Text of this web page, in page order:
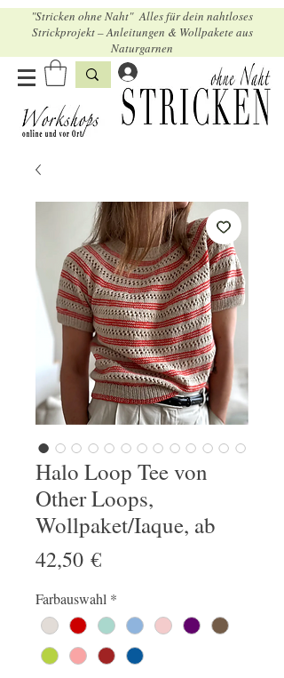
"Stricken ohne Naht" Alles für dein nahtloses
Strickprojekt – Anleitungen & Wollpakete aus
Naturgarnen
Halo Loop Tee von
Other Loops,
Wollpaket/Iaque, ab
42,50 €Preis
Farbauswahl *